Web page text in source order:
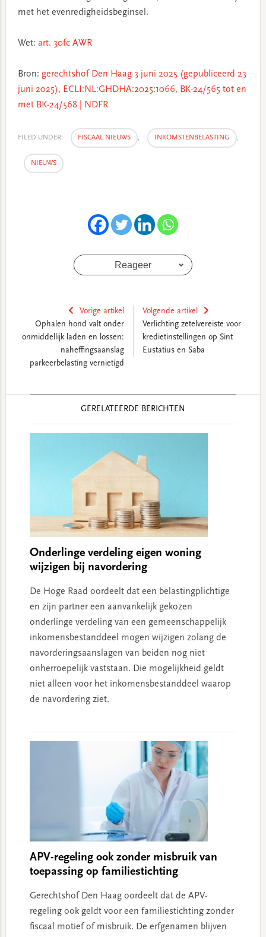
met het evenredigheidsbeginsel.
Wet: art. 30fc AWR
Bron: gerechtshof Den Haag 3 juni 2025 (gepubliceerd 23
juni 2025), ECLI:NL:GHDHA:2025:1066, BK-24/565 tot en
met BK-24/568 | NDFR
FILED UNDER: FISCAAL NIEUWS , INKOMSTENBELASTING ,
NIEUWS
Reageer
Vorige artikel
Ophalen hond valt onder
onmiddellijk laden en lossen:
naheffingsaanslag
parkeerbelasting vernietigd
Volgende artikel
Verlichting zetelvereiste voor
kredietinstellingen op Sint
Eustatius en Saba
GERELATEERDE BERICHTEN
Onderlinge verdeling eigen woning
wijzigen bij navordering
De Hoge Raad oordeelt dat een belastingplichtige
en zijn partner een aanvankelijk gekozen
onderlinge verdeling van een gemeenschappelijk
inkomensbestanddeel mogen wijzigen zolang de
navorderingsaanslagen van beiden nog niet
onherroepelijk vaststaan. Die mogelijkheid geldt
niet alleen voor het inkomensbestanddeel waarop
de navordering ziet.
APV-regeling ook zonder misbruik van
toepassing op familiestichting
Gerechtshof Den Haag oordeelt dat de APV-
regeling ook geldt voor een familiestichting zonder
fiscaal motief of misbruik. De erfgenamen blijven